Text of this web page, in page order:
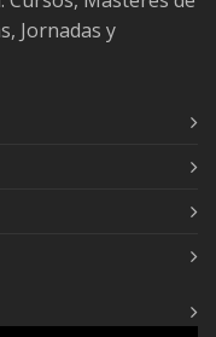
Jornadas y